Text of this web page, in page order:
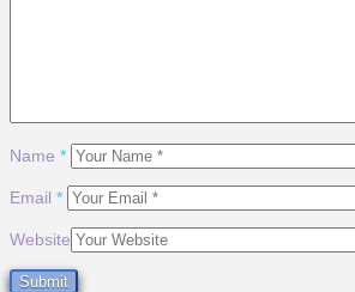
Name *
Email *
Website